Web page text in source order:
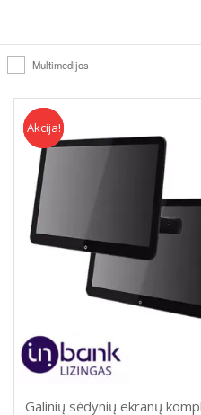
Multimedijos
Akcija
Akcija!
Galinių sėdynių ekranų